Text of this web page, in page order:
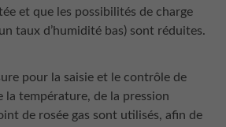
et que les possibilités de charge
taux d’humidité bas) sont réduites.
pour la saisie et le contrôle de
la température, de la pression
de rosée gas sont utilisés, afin de